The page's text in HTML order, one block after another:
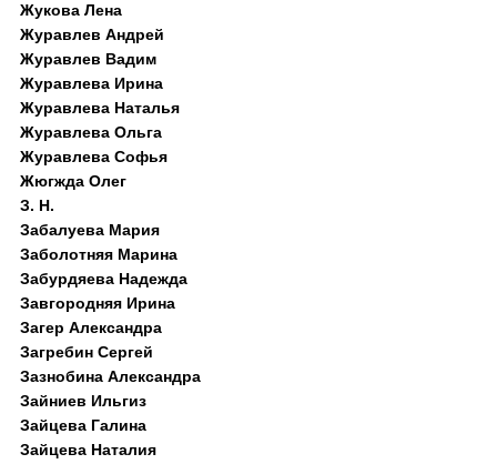
Жукова Лена
Журавлев Андрей
Журавлев Вадим
Журавлева Ирина
Журавлева Наталья
Журавлева Ольга
Журавлева Софья
Жюгжда Олег
З. Н.
Забалуева Мария
Заболотняя Марина
Забурдяева Надежда
Завгородняя Ирина
Загер Александра
Загребин Сергей
Зазнобина Александра
Зайниев Ильгиз
Зайцева Галина
Зайцева Наталия